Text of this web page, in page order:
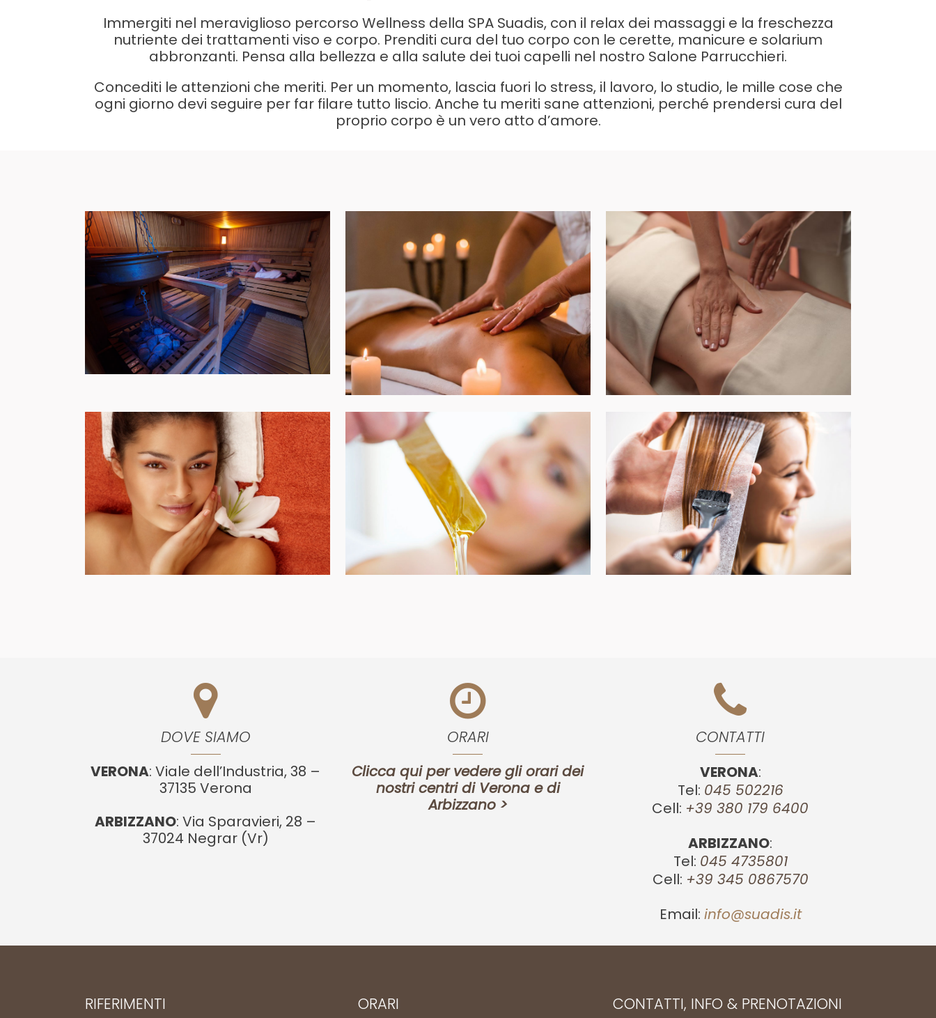
Immergiti nel meraviglioso percorso Wellness della SPA Suadis, con il relax dei massaggi e la freschezza
nutriente dei trattamenti viso e corpo. Prenditi cura del tuo corpo con le cerette, manicure e solarium
abbronzanti. Pensa alla bellezza e alla salute dei tuoi capelli nel nostro Salone Parrucchieri.
Concediti le attenzioni che meriti. Per un momento, lascia fuori lo stress, il lavoro, lo studio, le mille cose che
ogni giorno devi seguire per far filare tutto liscio. Anche tu meriti sane attenzioni, perché prendersi cura del
proprio corpo è un vero atto d’amore.
Percorso SPA
ENTRA
Massaggi
ENTRA
Trattamenti Viso e Corpo
ENTRA
Solarium
ENTRA
Epilazione, Manicure & Pedicure
ENTRA
Parrucchieri
ENTRA
DOVE SIAMO
VERONA: Viale dell’Industria, 38 –
37135 Verona
ARBIZZANO: Via Sparavieri, 28 –
37024 Negrar (Vr)
ORARI
Clicca qui per vedere gli orari dei
nostri centri di Verona e di
Arbizzano >
CONTATTI
VERONA:
Tel: 045 502216
Cell: +39 380 179 6400
ARBIZZANO:
Tel: 045 4735801
Cell: +39 345 0867570
Email: info@suadis.it
RIFERIMENTI ORARI CONTATTI, INFO & PRENOTAZIONI